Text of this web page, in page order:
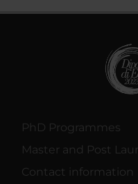
PhD Programmes
Master and Post
Contact information